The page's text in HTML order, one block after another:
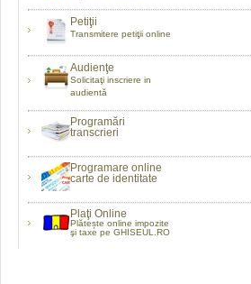
Petiţii
Transmitere petiţii online
Audienţe
Solicitaţi inscriere in
audientă
Programări
transcrieri
Programare online
carte de identitate
Plaţi Online
Plătește online impozite
şi taxe pe GHISEUL.RO